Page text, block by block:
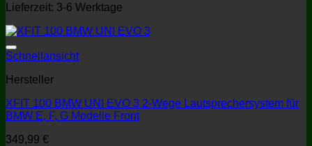
Lieferzeit: 3-6 Werktage
Schnellansicht
Hersteller
XFIT 100 BMW UNI EVO 3 2-Wege Lautsprechersystem für
BMW E, F, G Modelle Front
349,99 €